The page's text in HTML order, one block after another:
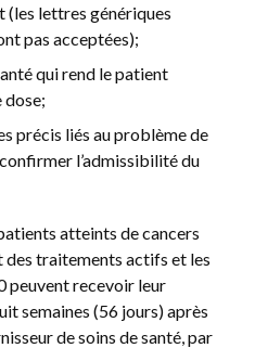
(les lettres génériques
pas acceptées);
qui rend le patient
dose;
précis liés au problème de
l’admissibilité du
atteints de cancers
traitements actifs et les
peuvent recevoir leur
semaines (56 jours) après
de soins de santé, par